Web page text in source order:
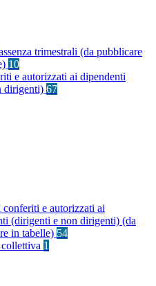
trimestrali (da pubblicare
10
e autorizzati ai dipendenti
dirigenti) 67
e autorizzati ai
(dirigenti e non dirigenti) (da
in tabelle) 54
1